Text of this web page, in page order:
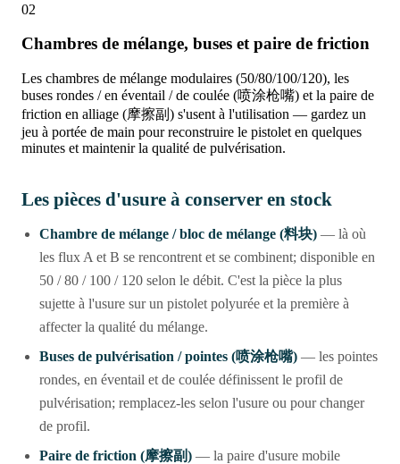
02
Chambres de mélange, buses et paire de friction
Les chambres de mélange modulaires (50/80/100/120), les
buses rondes / en éventail / de coulée (喷涂枪嘴) et la paire de
friction en alliage (摩擦副) s'usent à l'utilisation — gardez un
jeu à portée de main pour reconstruire le pistolet en quelques
minutes et maintenir la qualité de pulvérisation.
Les pièces d'usure à conserver en stock
Chambre de mélange / bloc de mélange (料块) — là où
les flux A et B se rencontrent et se combinent; disponible en
50 / 80 / 100 / 120 selon le débit. C'est la pièce la plus
sujette à l'usure sur un pistolet polyurée et la première à
affecter la qualité du mélange.
Buses de pulvérisation / pointes (喷涂枪嘴) — les pointes
rondes, en éventail et de coulée définissent le profil de
pulvérisation; remplacez-les selon l'usure ou pour changer
de profil.
Paire de friction (摩擦副) — la paire d'usure mobile